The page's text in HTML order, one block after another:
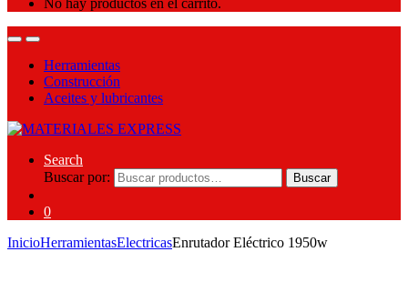
No hay productos en el carrito.
Herramientas
Construcción
Aceites y lubricantes
Search
Buscar por:
Buscar
0
InicioHerramientasElectricasEnrutador Eléctrico 1950w